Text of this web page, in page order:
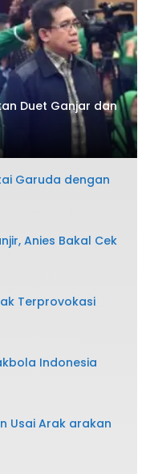
Duet Ganjar dan
Garuda dengan
Anies Bakal Cek
Terprovokasi
Indonesia
Usai Arak arakan